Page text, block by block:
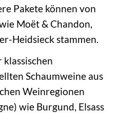
Pakete können von
Moët & Chandon,
Heidsieck stammen.
klassischen
Schaumweine aus
Weinregionen
wie Burgund, Elsass